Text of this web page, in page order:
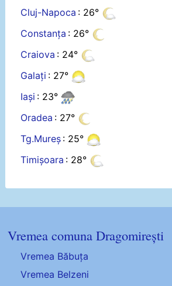
Cluj-Napoca : 26°
Constanța : 26°
Craiova : 24°
Galați : 27°
Iași : 23°
Oradea : 27°
Tg.Mureș : 25°
Timișoara : 28°
Vremea comuna Dragomirești
Vremea Băbuța
Vremea Belzeni